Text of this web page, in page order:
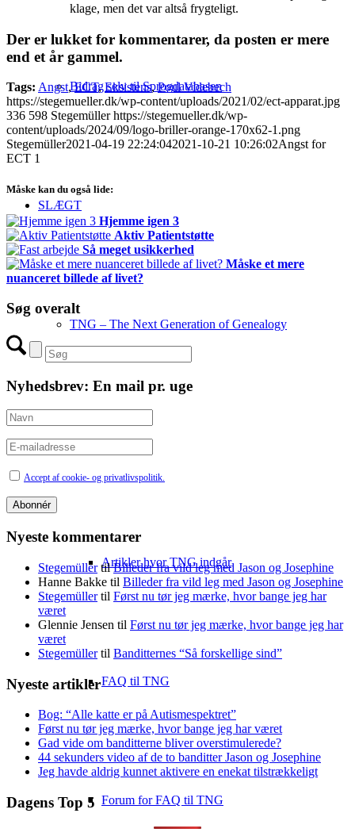
Bidrag selv til Sprogdatabasen
SLÆGT
TNG – The Next Generation of Genealogy
Sitebuilding
Artikler hvor TNG indgår
FAQ til TNG
Forum for FAQ til TNG
klage, men det var altså frygteligt.
Der er lukket for kommentarer, da posten er mere
end et år gammel.
Tags: Angst,ECT,Eksistens,Poul Videbech
https://stegemueller.dk/wp-content/uploads/2021/02/ect-apparat.jpg
336 598 Stegemüller https://stegemueller.dk/wp-
content/uploads/2024/09/logo-briller-orange-170x62-1.png
Stegemüller2021-04-19 22:24:042021-10-21 10:26:02Angst for
ECT 1
Måske kan du også lide:
Hjemme igen 3
Aktiv Patientstøtte
Så meget usikkerhed
Måske et mere
nuanceret billede af livet?
Søg overalt
Nyhedsbrev: En mail pr. uge
Accept af cookie- og privatlivspolitik.
Nyeste kommentarer
StegemüllertilBilleder fra vild leg med Jason og Josephine
Hanne Bakke til Billeder fra vild leg med Jason og Josephine
Stegemüllertil Først nu tør jeg mærke, hvor bange jeg har
været
Glennie Jensen til Først nu tør jeg mærke, hvor bange jeg har
været
Stegemüllertil Banditternes “Så forskellige sind”
Nyeste artikler
Bog: “Alle katte er på Autismespektret”
Først nu tør jeg mærke, hvor bange jeg har været
Gad vide om banditterne bliver overstimulerede?
44 sekunders video af de to banditter Jason og Josephine
Jeg havde aldrig kunnet aktivere en enekat tilstrækkeligt
Dagens Top 5